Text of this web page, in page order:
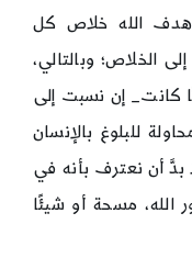
هدف الله خلاص كل
الخلاص؛ وبالتالي،
كانت_ إن نسبت إلى
للبلوغ بالإنسان
بدَّ أن نعترف بأنه في
مسحة أو شيئًا